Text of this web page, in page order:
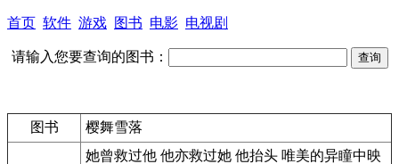
首页 软件 游戏 图书 电影 电视剧
请输入您要查询的图书：
图书 樱舞雪落
她曾救过他 他亦救过她 他抬头 唯美的异瞳中映